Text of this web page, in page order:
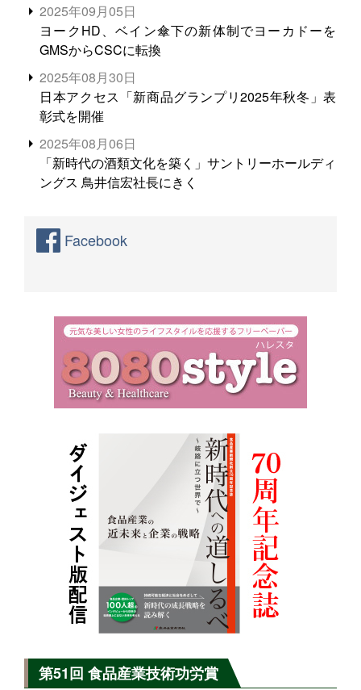
2025年09月05日
ヨークHD、ベイン傘下の新体制でヨーカドーを
GMSからCSCに転換
2025年08月30日
日本アクセス「新商品グランプリ2025年秋冬」表
彰式を開催
2025年08月06日
「新時代の酒類文化を築く」サントリーホールディ
ングス 鳥井信宏社長にきく
Facebook
第51回 食品産業技術功労賞